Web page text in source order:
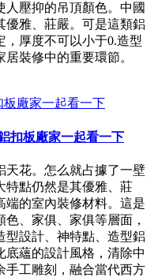
壓抑的吊頂顏色。中國
優雅、莊嚴。可是這類鋁
，厚度不可以小于0.造型
裝修中的重要環節。
扣板廠家一起看一下
天花。怎么就占據了一壁
特點仍然是其優雅、莊
端的室內裝修材料。這是
、家俱、家俱等層面，
型設計、神特點、造型鋁
底蘊的設計風格，清除中
手工雕刻，融合當代西方